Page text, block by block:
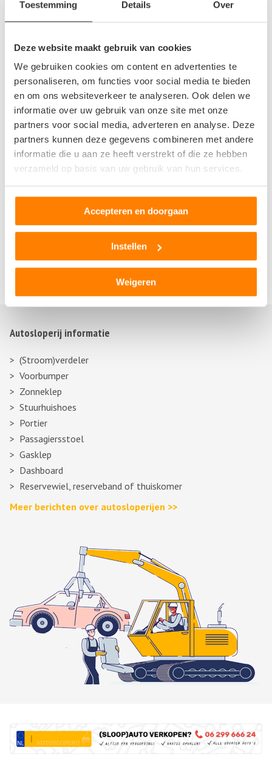
Toestemming Details Over
Deze website maakt gebruik van cookies
We gebruiken cookies om content en advertenties te
personaliseren, om functies voor social media te bieden
en om ons websiteverkeer te analyseren. Ook delen we
informatie over uw gebruik van onze site met onze
partners voor social media, adverteren en analyse. Deze
partners kunnen deze gegevens combineren met andere
informatie die u aan ze heeft verstrekt of die ze hebben
verzameld op basis van uw gebruik van hun services.
Accepteren en doorgaan
Instellen
Weigeren
Breskens
Clinge
Hoedekenskerke
Hulst
Kloosterzande
Middelburg
s-Heer Arendskerke
Sluiskil
Vlissingen
Autosloperij informatie
(Stroom)verdeler
Voorbumper
Zonneklep
Stuurhuishoes
Portier
Passagiersstoel
Gasklep
Dashboard
Reservewiel, reserveband of thuiskomer
Meer berichten over autosloperijen >>